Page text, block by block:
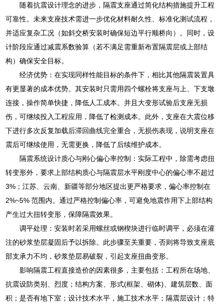
随着抗震设计理念的进步，隔震支座通过简化结构措施提升工程
可靠性。未来支座技术需进一步优化材料耐久性、标准化测试流程，
并适应复杂工况（如斜交桥安装时确保短边平行顺桥向）。同时，设
计阶段应通过减震系数验算（若不满足需重新布置隔震层或上部结
构）确保安全目标。
经济优势：在实现同样性能目标的条件下，相比其他隔震装置具
有更显著的成本优势。其安装时只需用四个螺栓将支座与上、下支墩
连接，操作简单快捷，降低人工成本。并且大变形试验后支座无损
伤，可继续投入工程应用，降低了检测成本。此外，支座在大震位移
下进行多次反复加载后滞回曲线完全重合，无损伤表现，说明支座在
震后可继续使用，无需更换，降低了后续维护成本。
隔震系统设计质心与刚心偏心率控制：实际工程中，除需考虑扭
转变形外，要求上部结构质心与隔震层水平刚度中心的偏心率不超过
3%；江苏、云南、新疆等部分地区提出更严格要求，偏心率控制在
2%~5% 范围内。通过严格控制偏心率，可避免地震作用下上部结构
产生过大扭转变形，保障隔震效果。
调平处理：安装时若采用螺丝或钢楔块进行临时调平，必须在灌
注的砂浆垫层凝固后予以拆除。此步骤至关重要，否则将导致支座底
部支承力不均，砂浆垫层易破裂，引起支座扭曲变形。
影响隔震工程直接造价的因素很多，主要包括：工程所在场地、
抗震设防类别、烈度；结构方案、形式(框架、砌体)、建筑层数、面
积；是否有地下室；设计技术水平，施工技术水平；隔震层设计；特